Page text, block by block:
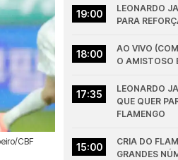
CBF
19:00
LEONARDO
PARA
18:00
AO VIVO
O AMISTOSO
17:35
LEONARDO
QUE QUER
FLAMENGO
15:00
CRIA DO
GRANDES